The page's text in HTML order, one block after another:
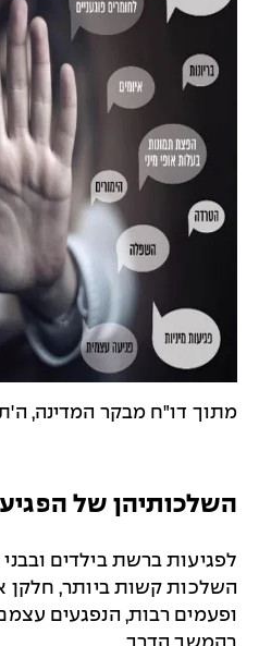
מתוך דו"ח מבקר המדינה,
השלכותיהן של
לפגיעות ברשת בילדים
השלכות קשות ביותר, חלקן
ופעמים רבות, הנפגעים